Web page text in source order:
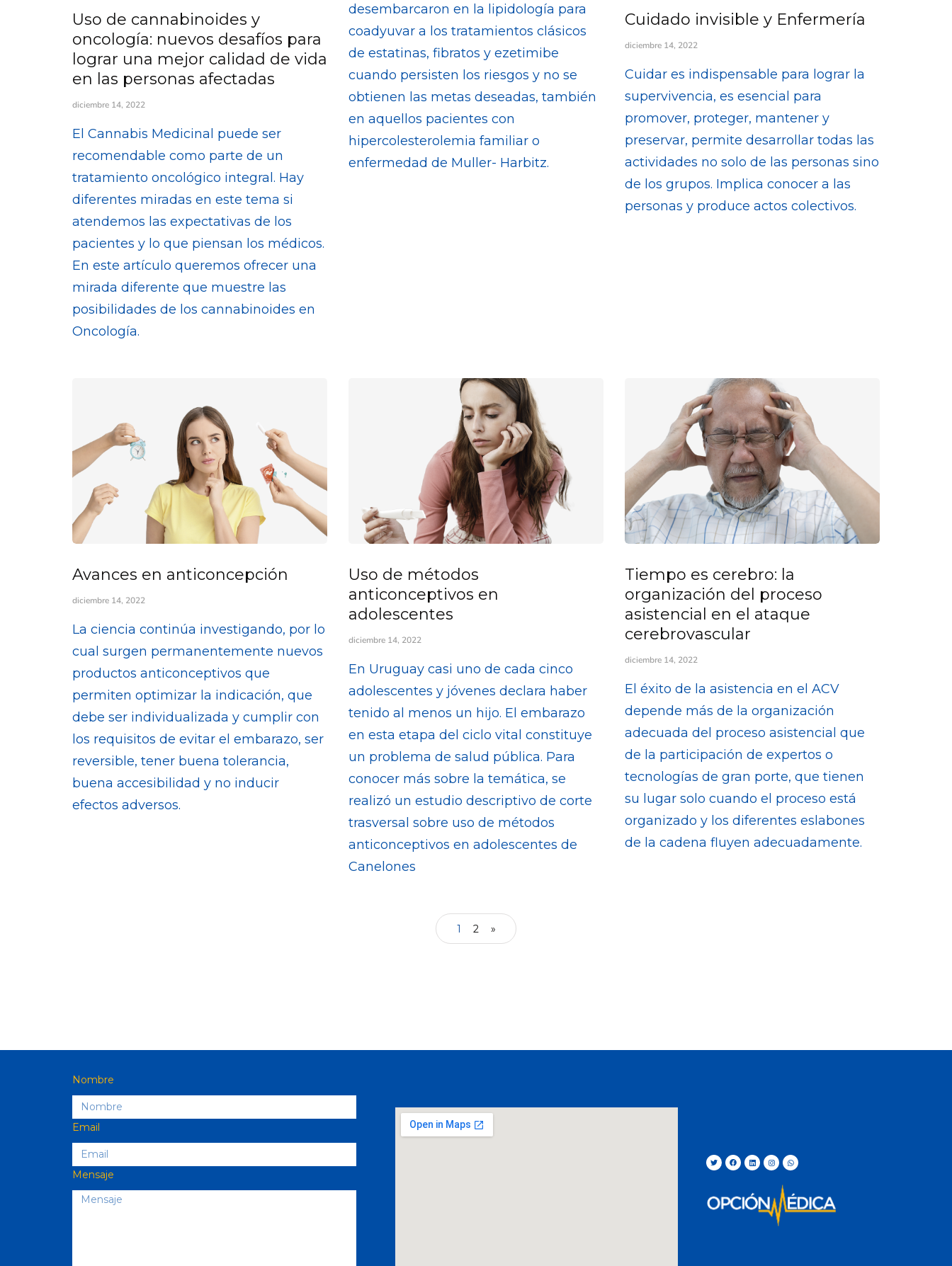
Uso de cannabinoides y
oncología: nuevos desafíos para
lograr una mejor calidad de vida
en las personas afectadas
diciembre 14, 2022
El Cannabis Medicinal puede ser
recomendable como parte de un
tratamiento oncológico integral. Hay
diferentes miradas en este tema si
atendemos las expectativas de los
pacientes y lo que piensan los médicos.
En este artículo queremos ofrecer una
mirada diferente que muestre las
posibilidades de los cannabinoides en
Oncología.
desembarcaron en la lipidología para
coadyuvar a los tratamientos clásicos
de estatinas, fibratos y ezetimibe
cuando persisten los riesgos y no se
obtienen las metas deseadas, también
en aquellos pacientes con
hipercolesterolemia familiar o
enfermedad de Muller- Harbitz.
Cuidado invisible y Enfermería
diciembre 14, 2022
Cuidar es indispensable para lograr la
supervivencia, es esencial para
promover, proteger, mantener y
preservar, permite desarrollar todas las
actividades no solo de las personas sino
de los grupos. Implica conocer a las
personas y produce actos colectivos.
Avances en anticoncepción
diciembre 14, 2022
La ciencia continúa investigando, por lo
cual surgen permanentemente nuevos
productos anticonceptivos que
permiten optimizar la indicación, que
debe ser individualizada y cumplir con
los requisitos de evitar el embarazo, ser
reversible, tener buena tolerancia,
buena accesibilidad y no inducir
efectos adversos.
Uso de métodos
anticonceptivos en
adolescentes
diciembre 14, 2022
En Uruguay casi uno de cada cinco
adolescentes y jóvenes declara haber
tenido al menos un hijo. El embarazo
en esta etapa del ciclo vital constituye
un problema de salud pública. Para
conocer más sobre la temática, se
realizó un estudio descriptivo de corte
trasversal sobre uso de métodos
anticonceptivos en adolescentes de
Canelones
Tiempo es cerebro: la
organización del proceso
asistencial en el ataque
cerebrovascular
diciembre 14, 2022
El éxito de la asistencia en el ACV
depende más de la organización
adecuada del proceso asistencial que
de la participación de expertos o
tecnologías de gran porte, que tienen
su lugar solo cuando el proceso está
organizado y los diferentes eslabones
de la cadena fluyen adecuadamente.
1 2 »
Nombre
Email
Mensaje